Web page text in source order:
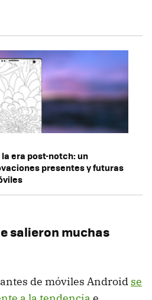
era post-notch: un
presentes y futuras
salieron muchas
de móviles Android se